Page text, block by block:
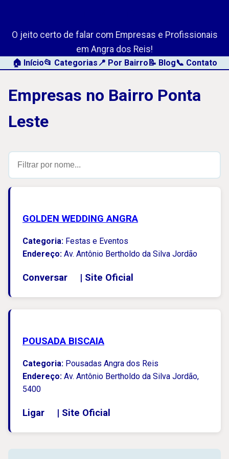
O jeito certo de falar com Empresas e Profissionais
em Angra dos Reis!
🏠 Início📂 Categorias 📍 Por Bairro📝 Blog📞 Contato
Empresas no Bairro Ponta
Leste
GOLDEN WEDDING ANGRA
Categoria: Festas e Eventos
Endereço: Av. Antônio Bertholdo da Silva Jordão
Conversar | Site Oficial
POUSADA BISCAIA
Categoria: Pousadas Angra dos Reis
Endereço: Av. Antônio Bertholdo da Silva Jordão,
5400
Ligar | Site Oficial